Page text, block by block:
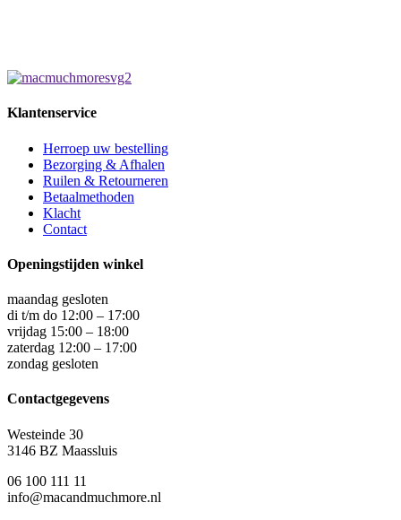
Klantenservice
Herroep uw bestelling
Bezorging & Afhalen
Ruilen & Retourneren
Betaalmethoden
Klacht
Contact
Openingstijden winkel
maandag gesloten
di t/m do 12:00 – 17:00
vrijdag 15:00 – 18:00
zaterdag 12:00 – 17:00
zondag gesloten
Contactgegevens
Westeinde 30
3146 BZ Maassluis
06 100 111 11
info@macandmuchmore.nl